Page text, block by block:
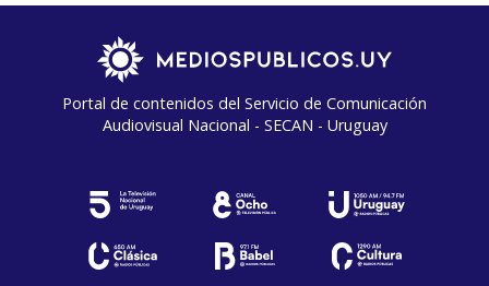
Portal de contenidos del Servicio de Comunicación
Audiovisual Nacional - SECAN - Uruguay